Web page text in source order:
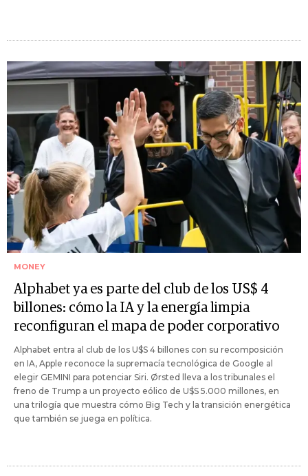
MONEY
Alphabet ya es parte del club de los US$ 4
billones: cómo la IA y la energía limpia
reconfiguran el mapa de poder corporativo
Alphabet entra al club de los U$S 4 billones con su recomposición
en IA, Apple reconoce la supremacía tecnológica de Google al
elegir GEMINI para potenciar Siri. Ørsted lleva a los tribunales el
freno de Trump a un proyecto eólico de U$S 5.000 millones, en
una trilogía que muestra cómo Big Tech y la transición energética
que también se juega en política.